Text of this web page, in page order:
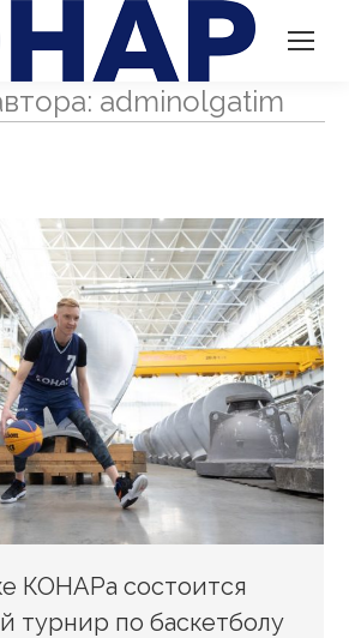
adminolgatim
КОНАРа состоится
турнир по баскетболу